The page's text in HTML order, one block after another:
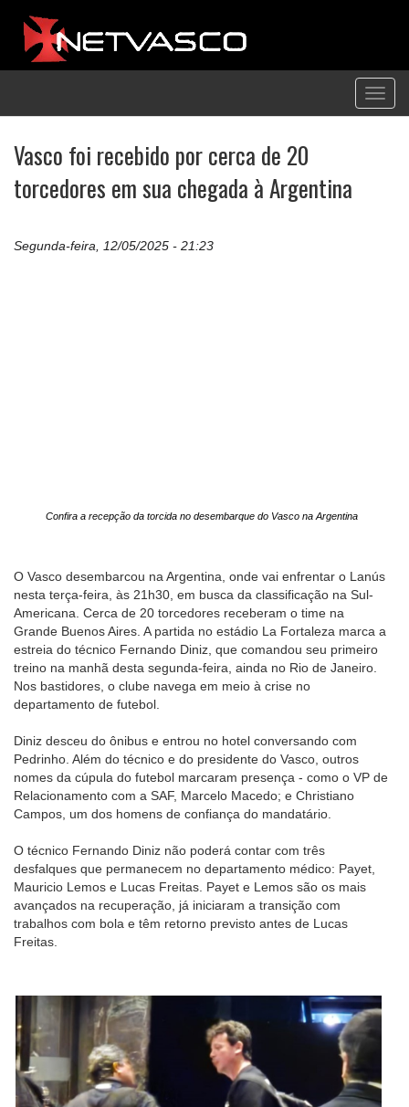
Vasco foi recebido por cerca de 20
torcedores em sua chegada à Argentina
Segunda-feira, 12/05/2025 - 21:23
Confira a recepção da torcida no desembarque do Vasco na Argentina
O Vasco desembarcou na Argentina, onde vai enfrentar o Lanús
nesta terça-feira, às 21h30, em busca da classificação na Sul-
Americana. Cerca de 20 torcedores receberam o time na
Grande Buenos Aires. A partida no estádio La Fortaleza marca a
estreia do técnico Fernando Diniz, que comandou seu primeiro
treino na manhã desta segunda-feira, ainda no Rio de Janeiro.
Nos bastidores, o clube navega em meio à crise no
departamento de futebol.
Diniz desceu do ônibus e entrou no hotel conversando com
Pedrinho. Além do técnico e do presidente do Vasco, outros
nomes da cúpula do futebol marcaram presença - como o VP de
Relacionamento com a SAF, Marcelo Macedo; e Christiano
Campos, um dos homens de confiança do mandatário.
O técnico Fernando Diniz não poderá contar com três
desfalques que permanecem no departamento médico: Payet,
Mauricio Lemos e Lucas Freitas. Payet e Lemos são os mais
avançados na recuperação, já iniciaram a transição com
trabalhos com bola e têm retorno previsto antes de Lucas
Freitas.